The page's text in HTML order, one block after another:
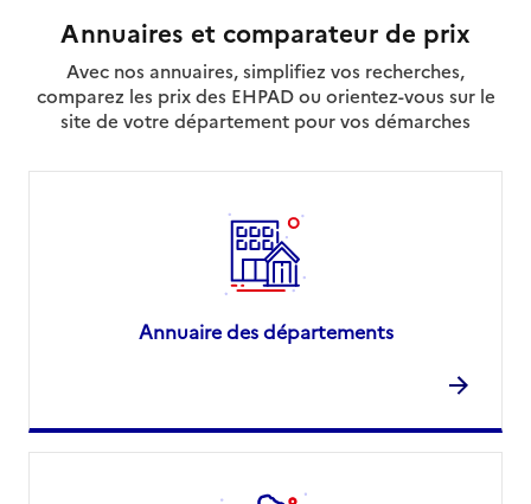
Annuaires et comparateur de prix
Avec nos annuaires, simplifiez vos recherches,
comparez les prix des EHPAD ou orientez-vous sur le
site de votre département pour vos démarches
Annuaire des départements